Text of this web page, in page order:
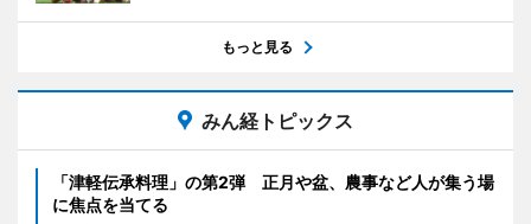
もっと見る
みん経トピックス
「津軽伝承料理」の第2弾 正月や盆、農事など人が集う場
に焦点を当てる